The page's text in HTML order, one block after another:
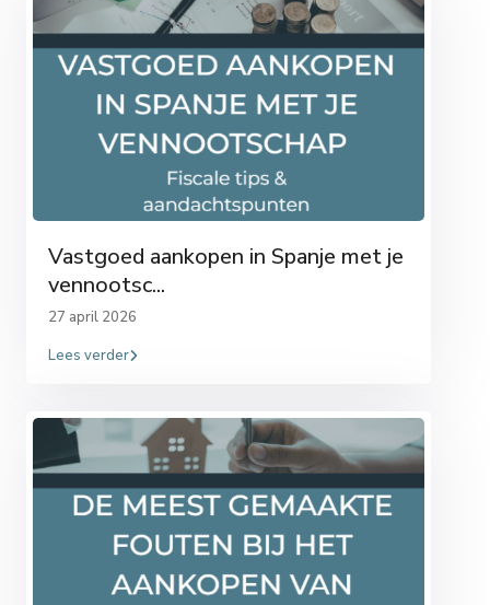
Vastgoed aankopen in Spanje met je
vennootsc...
27 april 2026
Lees verder